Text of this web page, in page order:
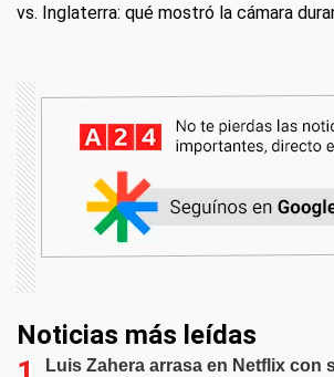
vs. Inglaterra: qué mostró la cámara
Noticias más leídas
Luis Zahera arrasa en Netflix con